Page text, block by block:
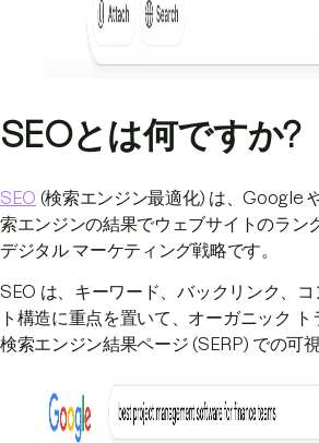
SEOとは何ですか?
SEO (検索エンジン最適化) は、Google
索エンジンの結果でウェブサイトのラン
デジタル マーケティング戦略です。
SEO は、キーワード、バックリンク、
ト構造に重点を置いて、オーガニック ト
検索エンジン結果ページ (SERP) での可